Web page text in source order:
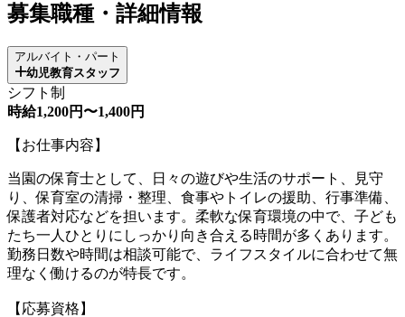
募集職種・詳細情報
アルバイト・パート
幼児教育スタッフ
シフト制
時給1,200円〜1,400円
【お仕事内容】
当園の保育士として、日々の遊びや生活のサポート、見守
り、保育室の清掃・整理、食事やトイレの援助、行事準備、
保護者対応などを担います。柔軟な保育環境の中で、子ども
たち一人ひとりにしっかり向き合える時間が多くあります。
勤務日数や時間は相談可能で、ライフスタイルに合わせて無
理なく働けるのが特長です。
【応募資格】